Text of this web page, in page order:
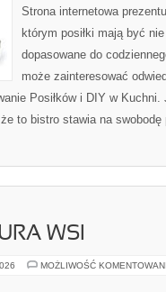
Strona internetowa
którym posiłki mają być
dopasowane do
może zainteresować
Posiłków i DIY w
to bistro stawia na swobodę
WSI
MOŻLIWOŚĆ